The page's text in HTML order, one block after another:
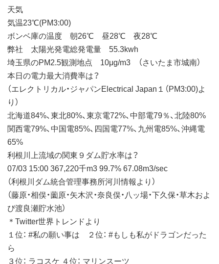
天気
気温23℃(PM3:00)
ボンベ庫の温度 朝26℃ 昼28℃ 夜28℃
弊社 太陽光発電総発電量 55.3kwh
埼玉県のPM2.5観測地点 10μg/m3 （さいたま市城南）
本日の電力最大消費率は？
（エレクトリカル・ジャパンElectrical Japan１（PM3:00)よ
り）
北海道84%、東北80%、東京電72%、中部電79％、北陸80%
関西電79%、中国電85%、四国電77%、九州電85%、沖縄電
65%
利根川上流域の関東９ダム貯水率は？
07/03 15:00 367,220千m3 99.7% 67.08m3/sec
（利根川ダム統合管理事務所河川情報より）
（藤原・相俣・薗原・矢木沢・奈良俣・八ッ場・下久保・草木およ
び渡良瀬貯水池）
＊Twitter世界トレンドより
１位： #私の願い事は ２位： #もしも私がドラゴンだった
ら
３位： ラコスケ ４位： マリンスーツ